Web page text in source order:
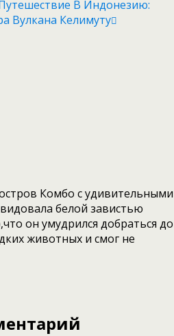
В Индонезию:
Вулкана Келимуту
Комбо с удивительными
белой завистью
он умудрился добраться до
животных и смог не